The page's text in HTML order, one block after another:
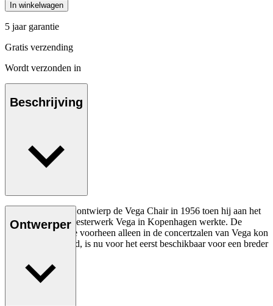
In winkelwagen
5 jaar garantie
Gratis verzending
Wordt verzonden in
Beschrijving
Vilhelm Lauritzen ontwierp de Vega Chair in 1956 toen hij aan het
modernistische meesterwerk Vega in Kopenhagen werkte. De
stapelbare stoel die voorheen alleen in de concertzalen van Vega kon
worden bewonderd, is nu voor het eerst beschikbaar voor een breder
Lees meer
Ontwerper